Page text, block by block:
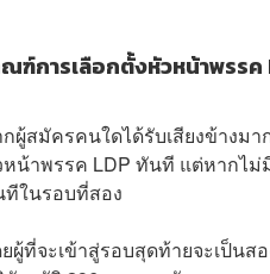
ณฑ์การเลือกตั้งหัวหน้าพรรค
ผู้สมัครคนใดได้รับเสียงข้างม
น้าพรรค LDP ทันที แต่หากไม่
ในรอบที่สอง
ผู้ที่จะเข้าสู่รอบสุดท้ายจะเป็น